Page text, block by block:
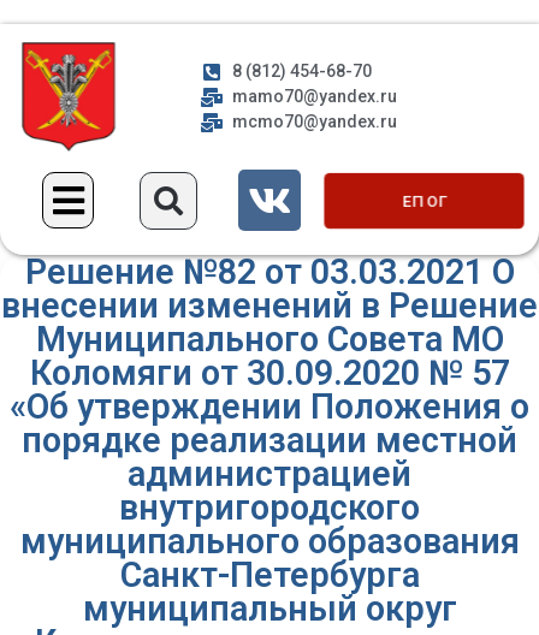
8 (812) 454-68-70
mamo70@yandex.ru
mcmo70@yandex.ru
ЕП ОГ
Решение №82 от 03.03.2021 О
внесении изменений в Решение
Муниципального Совета МО
Коломяги от 30.09.2020 № 57
«Об утверждении Положения о
порядке реализации местной
администрацией
внутригородского
муниципального образования
Санкт-Петербурга
муниципальный округ